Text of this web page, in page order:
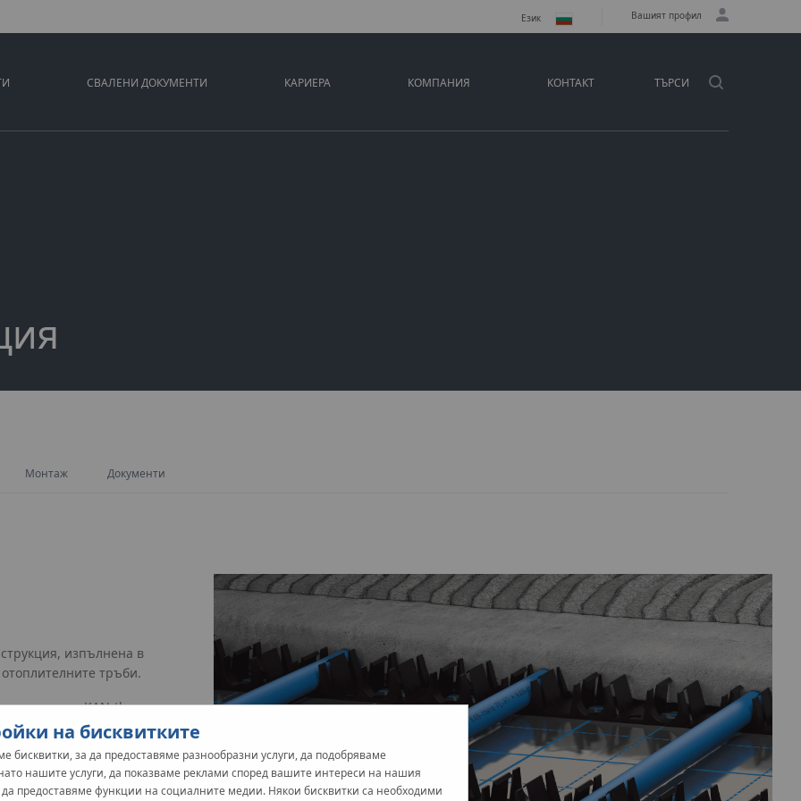
Език Вашият профил
СВАЛЕНИ ДОКУМЕНТИ КАРИЕРА КОМПАНИЯ КОНТАКТ ТЪРСИ
Монтаж Документи
изпълнена в
тръби.
напр. KAN-therm
инструменти.
офертата.
на бисквитките
бисквитки, за да предоставяме разнообразни услуги, да подобряваме
нашите услуги, да показваме реклами според вашите интереси на нашия
да предоставяме функции на социалните медии. Някои бисквитки са необходими